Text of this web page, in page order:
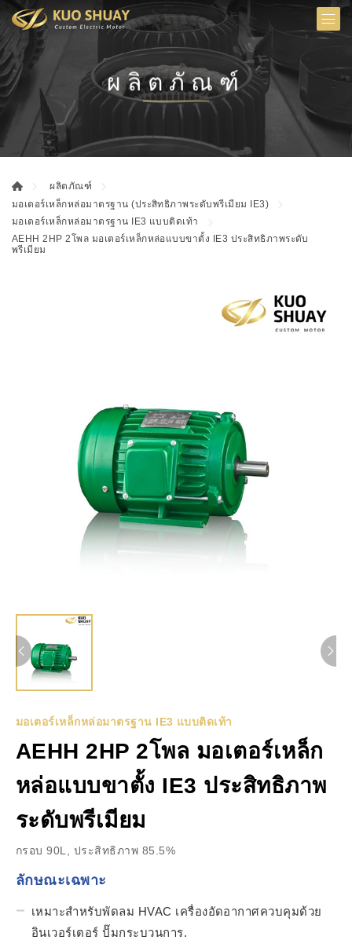
ผลิตภัณฑ์
ผลิตภัณฑ์
มอเตอร์เหล็กหล่อมาตรฐาน (ประสิทธิภาพระดับพรีเมียม IE3)
มอเตอร์เหล็กหล่อมาตรฐาน IE3 แบบติดเท้า
AEHH 2HP 2โพล มอเตอร์เหล็กหล่อแบบขาตั้ง IE3 ประสิทธิภาพระดับ
พรีเมียม
มอเตอร์เหล็กหล่อมาตรฐาน IE3 แบบติดเท้า
AEHH 2HP 2โพล มอเตอร์เหล็ก
หล่อแบบขาตั้ง IE3 ประสิทธิภาพ
ระดับพรีเมียม
กรอบ 90L, ประสิทธิภาพ 85.5%
ลักษณะเฉพาะ
เหมาะสำหรับพัดลม HVAC เครื่องอัดอากาศควบคุมด้วย
อินเวอร์เตอร์ ปั๊มกระบวนการ.